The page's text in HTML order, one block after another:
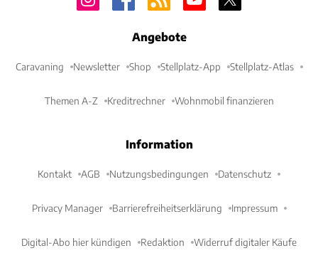
Angebote
Caravaning Newsletter Shop Stellplatz-App Stellplatz-Atlas
Themen A-Z Kreditrechner Wohnmobil finanzieren
Information
Kontakt AGB Nutzungsbedingungen Datenschutz
Privacy Manager Barrierefreiheitserklärung Impressum
Digital-Abo hier kündigen Redaktion Widerruf digitaler Käufe